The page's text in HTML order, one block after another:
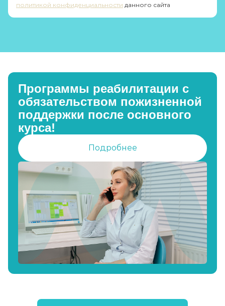
политикой конфиденциальности данного сайта
Программы реабилитации с
обязательством пожизненной
поддержки после основного
курса!
Подробнее